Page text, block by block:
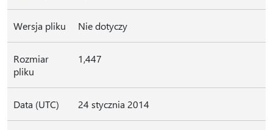
Wersja pliku Nie dotyczy
Rozmiar
pliku
1,447
Data (UTC) 24 stycznia 2014